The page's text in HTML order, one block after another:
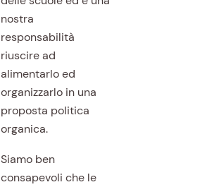
nostra
responsabilità
riuscire ad
alimentarlo ed
organizzarlo in una
proposta politica
organica.
Siamo ben
consapevoli che le